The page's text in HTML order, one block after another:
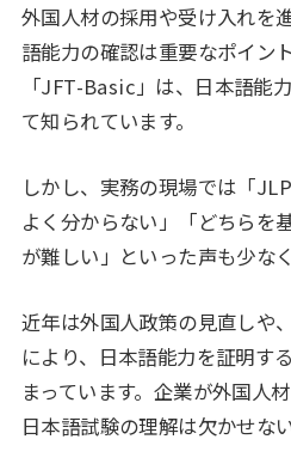
外国人材の採用や受け入れを
語能力の確認は重要なポイン
「JFT-Basic」は、日本語能
て知られています。
しかし、実務の現場では「
よく分からない」「どちらを
が難しい」といった声も少な
近年は外国人政策の見直しや
により、日本語能力を証明す
まっています。企業が外国人
日本語試験の理解は欠かせな